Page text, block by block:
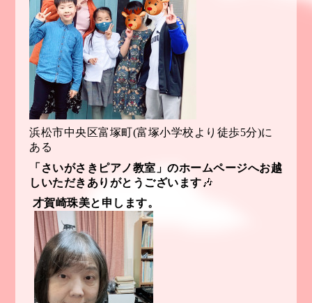
浜松市中央区富塚町(富塚小学校より徒歩5分)に
ある
「さいがさきピアノ教室」のホームページへお越
しいただきありがとうございます 🎶
才賀崎珠美と申します。